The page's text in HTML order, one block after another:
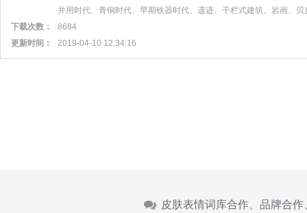
并用时代、青铜时代、早期铁器时代、遗迹、干栏式建筑、岩画、贝
下载次数：
8684
更新时间：
2019-04-10 12:34:16
皮肤表情词库合作、品牌合